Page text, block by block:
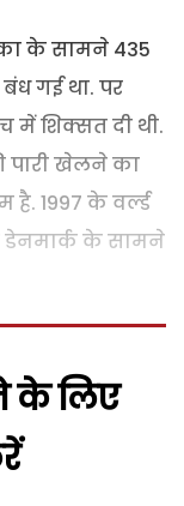
के सामने 435
बंध गई था. पर
में शिक्सत दी थी.
पारी खेलने का
है. 1997 के वर्ल्ड
डेनमार्क के सामने
के लिए